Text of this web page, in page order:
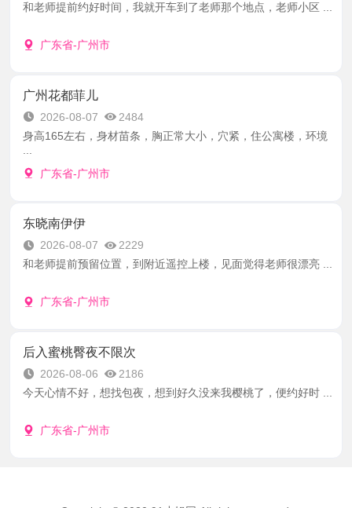
和老师提前约好时间，我就开车到了老师那个地点，老师小区 ...
广东省-广州市
广州花都菲儿
2026-08-07
2484
身高165左右，身材苗条，胸正常大小，穴紧，住公寓楼，环境
广东省-广州市
东晓南伊伊
2026-08-07
2229
和老师提前预留位置，到附近遥控上楼，见面觉得老师很漂亮 ...
广东省-广州市
后入蜜桃臀夜不限次
2026-08-06
2186
今天心情不好，想找包夜，想到好久没来我樱桃了，便约好时 ...
广东省-广州市